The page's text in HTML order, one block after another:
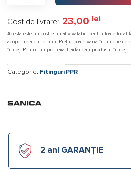
Cost de livrare: 23,00 lei
Acesta este un cost estimativ valabil pentru toate
acoperire a curierului. Prețul poate varia în funcție
în coș. Pentru un preț exact, adăugați produsul în coș.
Categorie: Fitinguri PPR
2 ani GARANȚIE